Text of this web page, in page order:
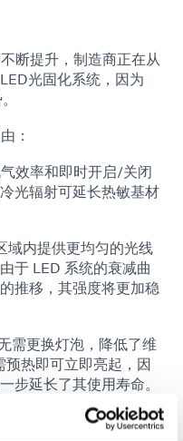
断提升，制造商正在从
光固化系统，因为
：
效率和即时开启/关闭
光辐射可延长热敏基材
域内提供更均匀的光线
于 LED 系统的衰减曲
推移，其强度将更加稳
需更换灯泡，降低了维
热即可立即亮起，因
步延长了其使用寿命。
广谱设备更紧凑，因此